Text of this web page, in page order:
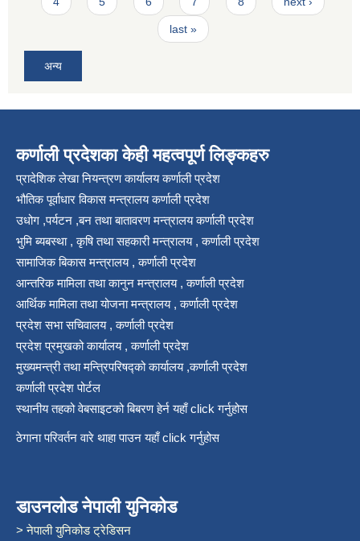
last »
अन्य
कर्णाली प्रदेशका केही महत्वपूर्ण लिङ्कहरु
प्रादेशिक लेखा नियन्त्रण कार्यालय कर्णाली प्रदेश
भौतिक पूर्वाधार विकास मन्त्रालय कर्णाली प्रदेश
उधोग ,पर्यटन ,बन तथा बातावरण मन्त्रालय कर्णाली प्रदेश
भुमि ब्यबस्था , कृषि तथा सहकारी मन्त्रालय , कर्णाली प्रदेश
सामाजिक बिकास मन्त्रालय , कर्णाली प्रदेश
आन्तरिक मामिला तथा कानुन मन्त्रालय , कर्णाली प्रदेश
आर्थिक मामिला तथा योजना मन्त्रालय , कर्णाली प्रदेश
प्रदेश सभा सचिवालय , कर्णाली प्रदेश
प्रदेश प्रमुखको कार्यालय , कर्णाली प्रदेश
मुख्यमन्त्री तथा मन्त्रिपरिषद्को कार्यालय ,कर्णाली प्रदेश
कर्णाली प्रदेश पोर्टल
स्थानीय तहको वेबसाइटको बिबरण हेर्न यहाँ click गर्नुहोस
ठेगाना परिवर्तन वारे थाहा पाउन यहाँ click गर्नुहोस
डाउनलोड नेपाली युनिकोड
> नेपाली युनिकोड ट्रेडिसन